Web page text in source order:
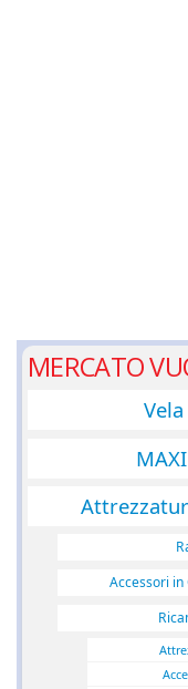
MERCATO
Accessori in